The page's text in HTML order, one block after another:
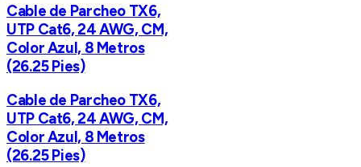
Cable de Parcheo TX6,
UTP Cat6, 24 AWG, CM,
Color Azul, 8 Metros
(26.25 Pies)
Cable de Parcheo TX6,
UTP Cat6, 24 AWG, CM,
Color Azul, 8 Metros
(26.25 Pies)